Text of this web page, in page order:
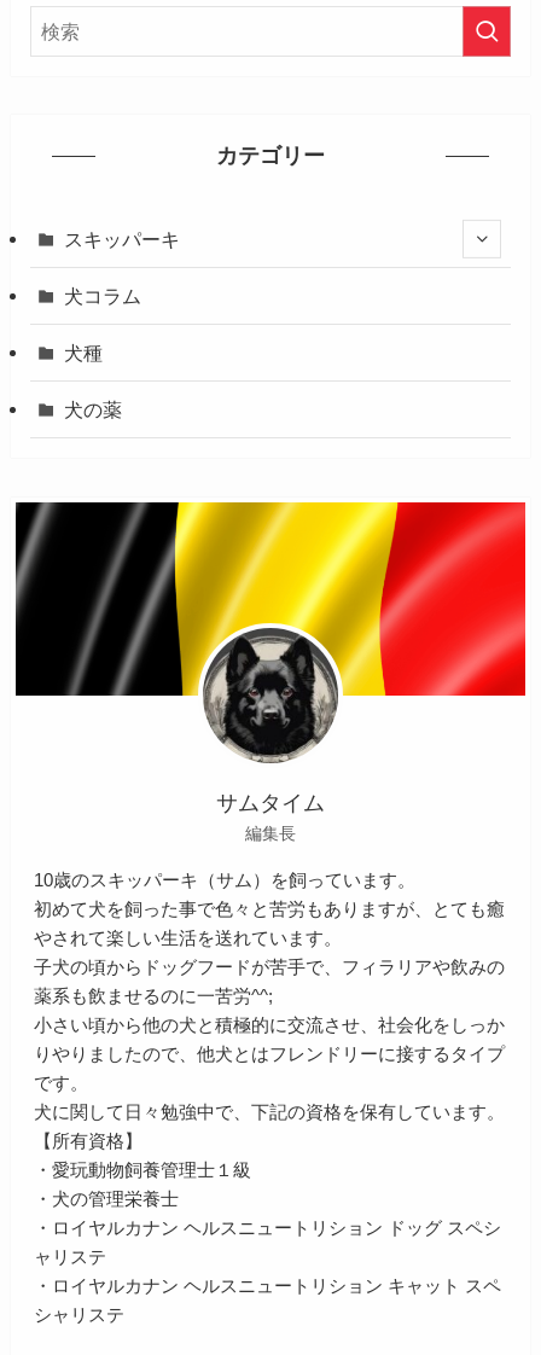
カテゴリー
スキッパーキ
犬コラム
犬種
犬の薬
サムタイム
編集長
10歳のスキッパーキ（サム）を飼っています。
初めて犬を飼った事で色々と苦労もありますが、とても癒
やされて楽しい生活を送れています。
子犬の頃からドッグフードが苦手で、フィラリアや飲みの
薬系も飲ませるのに一苦労^^;
小さい頃から他の犬と積極的に交流させ、社会化をしっか
りやりましたので、他犬とはフレンドリーに接するタイプ
です。
犬に関して日々勉強中で、下記の資格を保有しています。
【所有資格】
・愛玩動物飼養管理士１級
・犬の管理栄養士
・ロイヤルカナン ヘルスニュートリション ドッグ スペシ
ャリステ
・ロイヤルカナン ヘルスニュートリション キャット スペ
シャリステ